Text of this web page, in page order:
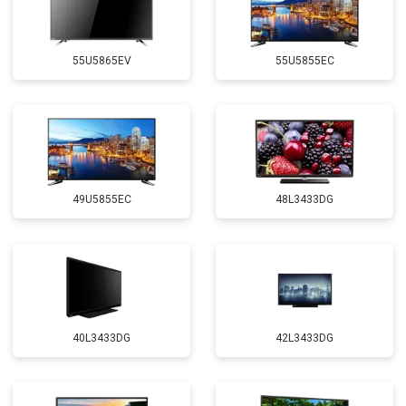
55U5865EV 55U5855EC
49U5855EC 48L3433DG
40L3433DG 42L3433DG